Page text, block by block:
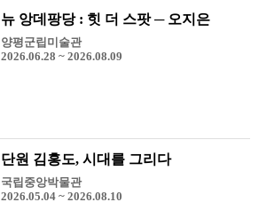
뉴 앙데팡당 : 힛 더 스팟 ─ 오지은
양평군립미술관
2026.06.28 ~ 2026.08.09
단원 김홍도, 시대를 그리다
국립중앙박물관
2026.05.04 ~ 2026.08.10